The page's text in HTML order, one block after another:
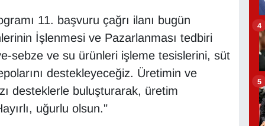
11. başvuru çağrı ilanı bugün
İşlenmesi ve Pazarlanması tedbiri
sebze ve su ürünleri işleme tesislerini, süt
destekleyeceğiz. Üretimin ve
desteklerle buluşturarak, üretim
uğurlu olsun."
4
5